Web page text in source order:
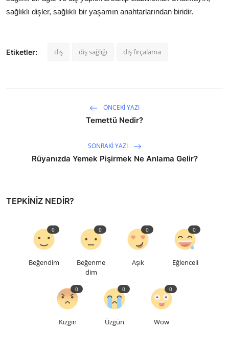
sağlıklı dişler, sağlıklı bir yaşamın anahtarlarından biridir.
Etiketler: diş diş sağlığı diş fırçalama
ÖNCEKI YAZI
Temettü Nedir?
SONRAKI YAZI
Rüyanızda Yemek Pişirmek Ne Anlama Gelir?
TEPKINIZ NEDIR?
Beğendim
0
Beğenme
dim
0
Aşık
0
Eğlenceli
0
Kızgın
0
Üzgün
0
Wow
0